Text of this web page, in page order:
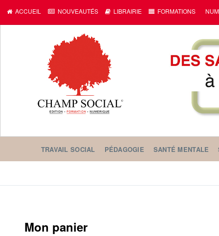
ACCUEIL NOUVEAUTÉS LIBRAIRIE FORMATIONS
TRAVAIL SOCIAL PÉDAGOGIE SANTÉ MENTALE
Mon panier